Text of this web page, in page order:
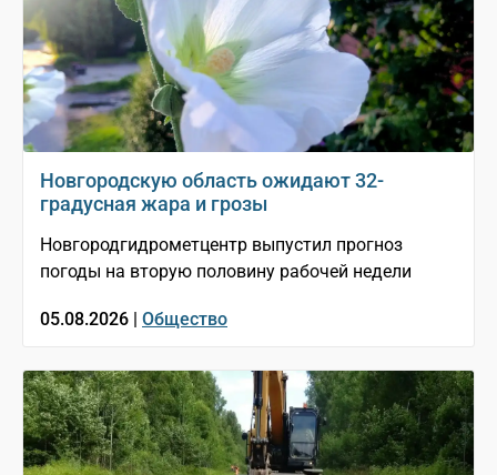
Новгородскую область ожидают 32-
градусная жара и грозы
Новгородгидрометцентр выпустил прогноз
погоды на вторую половину рабочей недели
05.08.2026 | Общество